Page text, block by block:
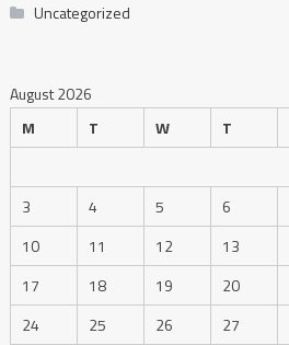
Uncategorized
August 2026
M
T W T
3
4 5 6
10
11 12 13
17
18 19 20
24
25 26 27